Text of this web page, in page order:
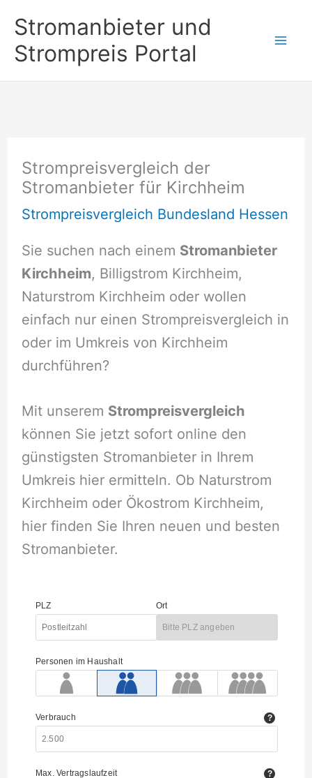
Inhalt
springen
Stromanbieter und
Strompreis Portal
Strompreisvergleich der
Stromanbieter für Kirchheim
Strompreisvergleich Bundesland Hessen
Sie suchen nach einem Stromanbieter
Kirchheim, Billigstrom Kirchheim,
Naturstrom Kirchheim oder wollen
einfach nur einen Strompreisvergleich in
oder im Umkreis von Kirchheim
durchführen?
Mit unserem Strompreisvergleich
können Sie jetzt sofort online den
günstigsten Stromanbieter in Ihrem
Umkreis hier ermitteln. Ob Naturstrom
Kirchheim oder Ökostrom Kirchheim,
hier finden Sie Ihren neuen und besten
Stromanbieter.